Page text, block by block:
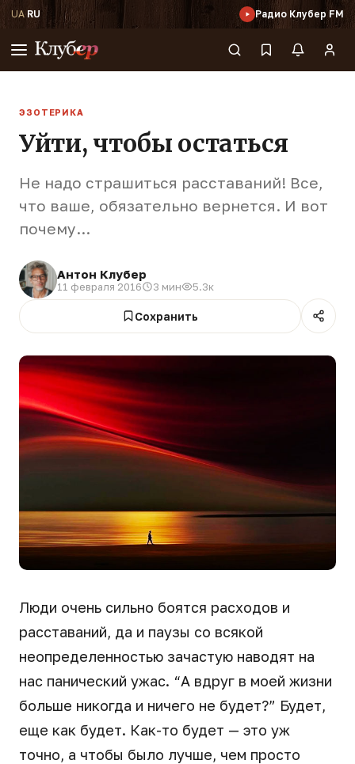
UA·RU Радио Клубер FM
ЭЗОТЕРИКА
Уйти, чтобы остаться
Не надо страшиться расставаний! Все,
что ваше, обязательно вернется. И вот
почему...
Антон Клубер
11 февраля 2016 3 мин 5.3к
Сохранить
Люди очень сильно боятся расходов и
расставаний, да и паузы со всякой
неопределенностью зачастую наводят на
нас панический ужас. “А вдруг в моей жизни
больше никогда и ничего не будет?” Будет,
еще как будет. Как-то будет — это уж
точно, а чтобы было лучше, чем просто